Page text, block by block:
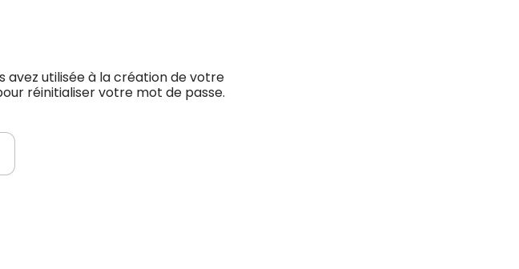
avez utilisée à la création de votre
réinitialiser votre mot de passe.